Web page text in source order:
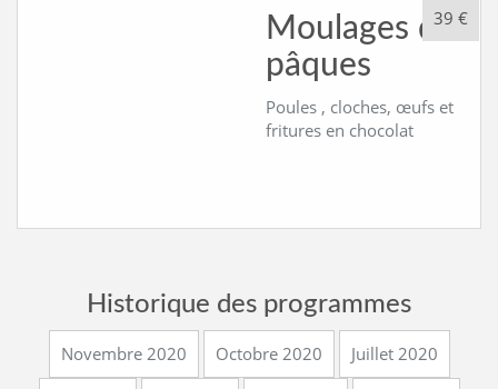
39 €
Moulages de
pâques
Poules , cloches, œufs et
fritures en chocolat
Historique des programmes
Novembre 2020 Octobre 2020 Juillet 2020